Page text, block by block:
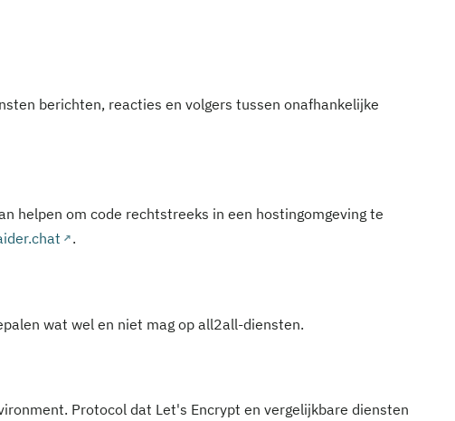
berichten, reacties en volgers tussen onafhankelijke
helpen om code rechtstreeks in een hostingomgeving te
.
wat wel en niet mag op all2all-diensten.
Protocol dat Let's Encrypt en vergelijkbare diensten